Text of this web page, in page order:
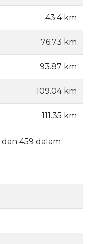
43.4 km
76.73 km
93.87 km
109.04 km
111.35 km
dan 459 dalam